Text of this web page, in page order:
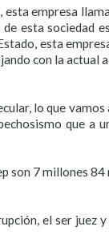
esta empresa
esta sociedad
esta
con la actual
lo que
que a
son 7 millones 84
el ser juez